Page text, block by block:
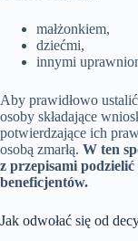
małżonkiem,
dziećmi,
innymi
Aby prawidłowo
osoby składające
potwierdzające ich
osobą zmarłą. W ten
z przepisami
beneficjentów.
Jak odwołać się od